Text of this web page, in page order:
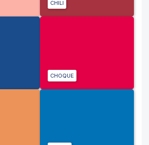
CHILI
CHOQUE